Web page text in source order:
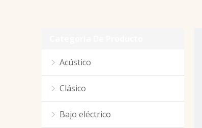
Acústico
Clásico
Bajo eléctrico